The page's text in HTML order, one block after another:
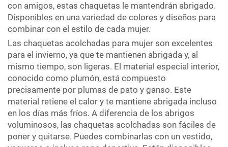
con amigos, estas chaquetas le mantendrán abrigado.
Disponibles en una variedad de colores y diseños para
combinar con el estilo de cada mujer.
Las chaquetas acolchadas para mujer son excelentes
para el invierno, ya que te mantienen abrigada y, al
mismo tiempo, son ligeras. El material especial interior,
conocido como plumón, está compuesto
precisamente por plumas de pato y ganso. Este
material retiene el calor y te mantiene abrigada incluso
en los días más fríos. A diferencia de los abrigos
voluminosos, las chaquetas acolchadas son fáciles de
poner y quitarse. Puedes combinarlas con un vestido,